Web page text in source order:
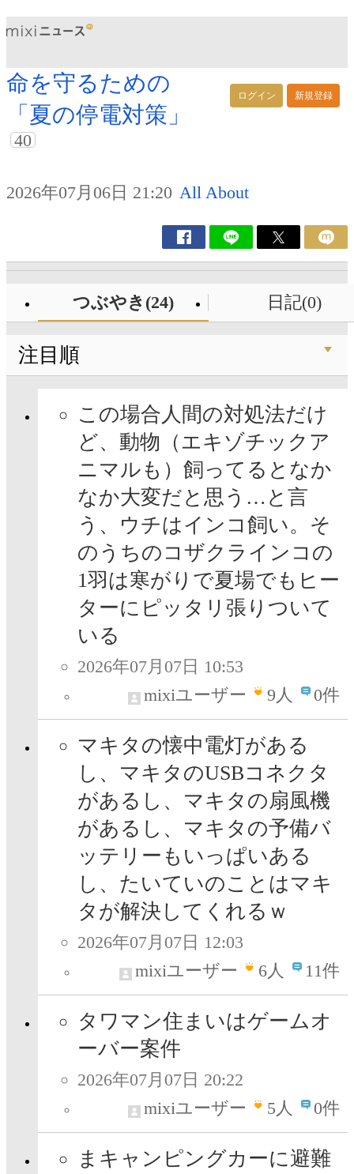
ログイン 新規登録
命を守るための
「夏の停電対策」
40
2026年07月06日 21:20 All About
つぶやき(24) 日記(0)
注目順
この場合人間の対処法だけ
ど、動物（エキゾチックア
ニマルも）飼ってるとなか
なか大変だと思う…と言
う、ウチはインコ飼い。そ
のうちのコザクラインコの
1羽は寒がりで夏場でもヒー
ターにピッタリ張りついて
いる
2026年07月07日 10:53
mixiユーザー
9人 0件
マキタの懐中電灯がある
し、マキタのUSBコネクタ
があるし、マキタの扇風機
があるし、マキタの予備バ
ッテリーもいっぱいある
し、たいていのことはマキ
タが解決してくれるｗ
2026年07月07日 12:03
mixiユーザー
6人 11件
タワマン住まいはゲームオ
ーバー案件
2026年07月07日 20:22
mixiユーザー
5人 0件
まキャンピングカーに避難